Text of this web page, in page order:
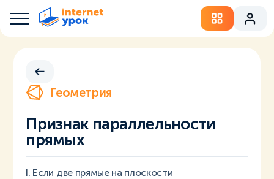
Геометрия
Признак параллельности
прямых
I. Если две прямые на плоскости